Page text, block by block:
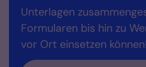
Unterlagen
Formularen bis hin zu
vor Ort einsetzen können!